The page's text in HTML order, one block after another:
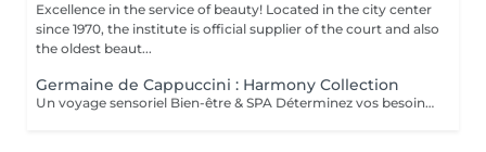
Excellence in the service of beauty! Located in the city center
since 1970, the institute is official supplier of the court and also
the oldest beaut...
Germaine de Cappuccini : Harmony Collection
Un voyage sensoriel Bien-être & SPA Déterminez vos besoins à l'aide des 4 huiles essentielles ACTIMOOD.Pure sensation- Balance sensation- Zen sensation- Power sensation Exfoliation du corps -massage du corps- massage du cuir chevelu si souhaité- Laissez-vous emporter dans un voyage sensoriel grâce à un soin corporel adapté à vos besoins.